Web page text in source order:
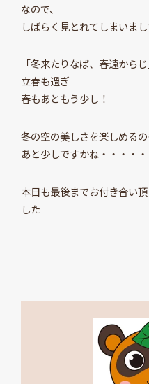
なので、
しばらく見とれてしまいま
「冬来たりなば、春遠からじ
立春も過ぎ
春もあともう少し！
冬の空の美しさを楽しめる
あと少しですかね・・・・・
本日も最後までお付き合い
した